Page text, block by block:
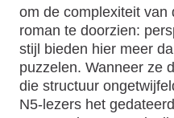
om de complexiteit van
roman te doorzien:
stijl bieden hier meer
puzzelen. Wanneer ze
die structuur
N5-lezers het